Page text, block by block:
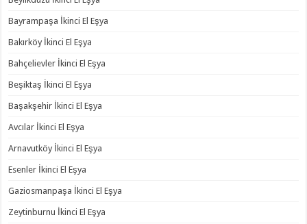
Bayrampaşa İkinci El Eşya
Bakırköy İkinci El Eşya
Bahçelievler İkinci El Eşya
Beşiktaş İkinci El Eşya
Başakşehir İkinci El Eşya
Avcılar İkinci El Eşya
Arnavutköy İkinci El Eşya
Esenler İkinci El Eşya
Gaziosmanpaşa İkinci El Eşya
Zeytinburnu İkinci El Eşya